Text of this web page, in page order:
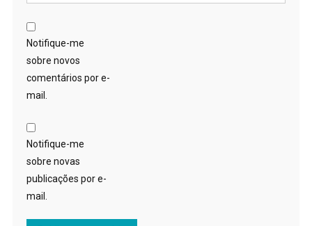
Notifique-me
sobre novos
comentários por e-
mail.
Notifique-me
sobre novas
publicações por e-
mail.